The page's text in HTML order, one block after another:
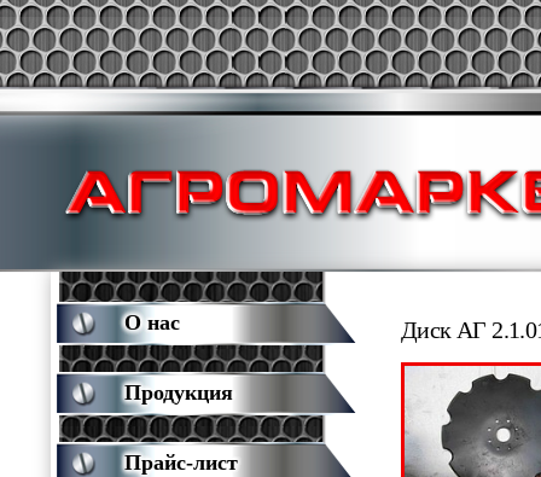
Диск АГ
О нас
Продукция
Прайс-лист